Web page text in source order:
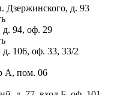
Дзержинского, д. 93
д. 94, оф. 29
106, оф. 33, 33/2
А, пом. 06